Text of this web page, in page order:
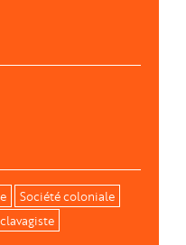
Société coloniale